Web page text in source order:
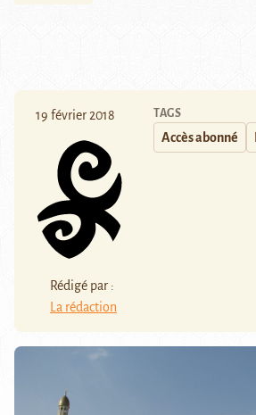
19 février 2018
Rédigé par :
La rédaction
TAGS
Accès abonné